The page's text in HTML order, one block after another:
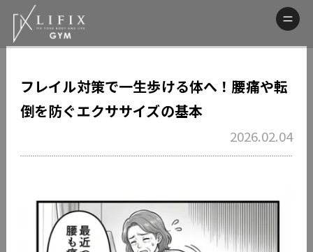
フレイル対策で一生歩ける体へ！腰痛や転
倒を防ぐエクササイズの基本
2026.02.04